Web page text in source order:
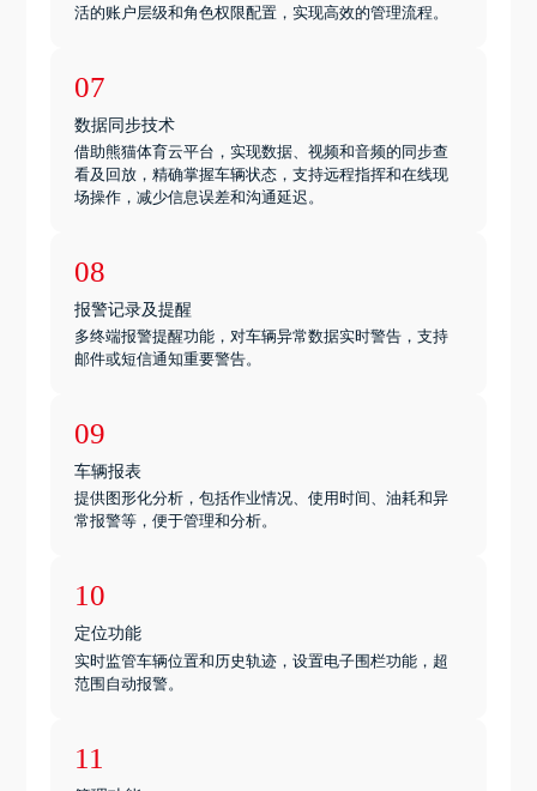
活的账户层级和角色权限配置，实现高效的管理流程。
07
数据同步技术
借助熊猫体育云平台，实现数据、视频和音频的同步查
看及回放，精确掌握车辆状态，支持远程指挥和在线现
场操作，减少信息误差和沟通延迟。
08
报警记录及提醒
多终端报警提醒功能，对车辆异常数据实时警告，支持
邮件或短信通知重要警告。
09
车辆报表
提供图形化分析，包括作业情况、使用时间、油耗和异
常报警等，便于管理和分析。
10
定位功能
实时监管车辆位置和历史轨迹，设置电子围栏功能，超
范围自动报警。
11